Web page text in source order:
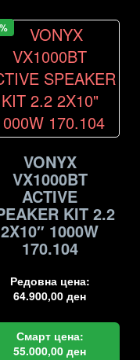
VONYX
VX1000BT
ACTIVE
KIT 2.2
2X10″ 1000W
170.104
Редовна цена:
64.900,00ден
Смарт цена:
55.000,00ден